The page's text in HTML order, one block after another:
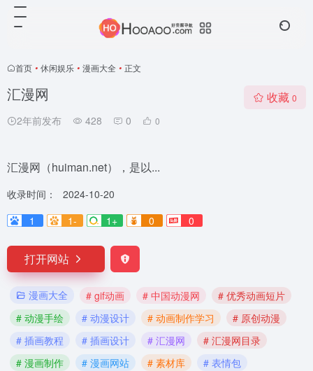
首页 • 休闲娱乐 • 漫画大全 • 正文
汇漫网
2年前发布 428 0 0
收藏 0
汇漫网（huiman.net），是以...
收录时间：
2024-10-20
1
1- 1+ 0 0
打开网站
漫画大全 # gif动画 # 中国动漫网
# 优秀动画短片
# 动漫手绘
# 动漫设计 # 动画制作学习
# 原创动漫
# 插画教程
# 插画设计 # 汇漫网
# 汇漫网目录
# 漫画制作
# 漫画网站 # 素材库
# 表情包